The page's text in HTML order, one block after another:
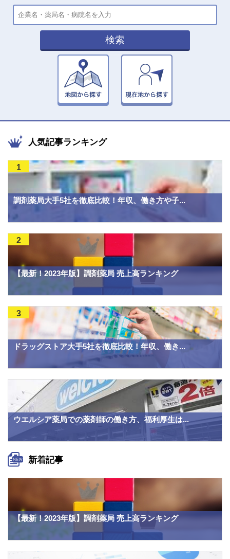
検索
人気記事ランキング
調剤薬局大手5社を徹底比較！年収、働き方や子...
1
【最新！2023年版】調剤薬局 売上高ランキング
2
ドラッグストア大手5社を徹底比較！年収、働き...
3
ウエルシア薬局での薬剤師の働き方、福利厚生は...
新着記事
【最新！2023年版】調剤薬局 売上高ランキング